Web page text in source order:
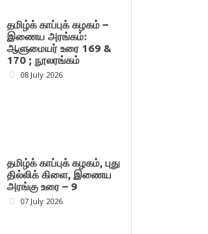
தமிழ்க் காப்புக் கழகம் –
இணைய அரங்கம்:
ஆளுமையர் உரை 169 &
170 ; நூலரங்கம்
08 July 2026
தமிழ்க் காப்புக் கழகம், புது
தில்லிக் கிளை, இணைய
அரங்கு உரை – 9
07 July 2026